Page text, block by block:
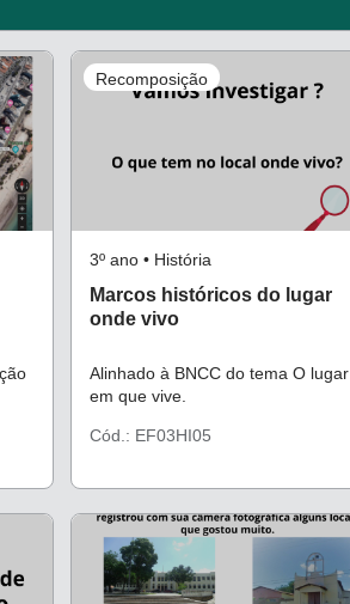
Recomposição
3º ano • História
Marcos históricos do lugar
onde vivo
Alinhado à BNCC do tema O lugar
em que vive.
Cód.: EF03HI05